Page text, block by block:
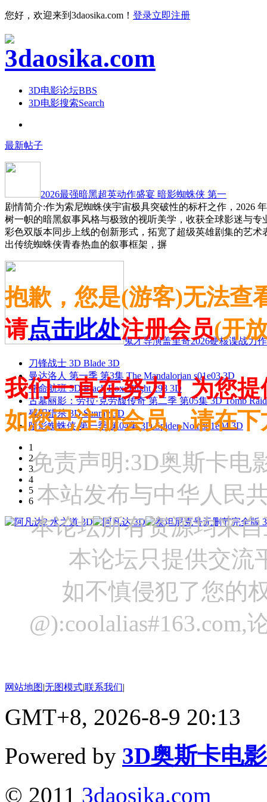
您好，欢迎来到3daosika.com！ 登录立即注册
3D电影论坛BBS
3D电影搜索Search
最新帖子
2026最强暗黑超英动作盛宴 暗影蜘蛛侠 第一
剧情简介:作为索尼蜘蛛侠宇宙极具突破性的标杆之作，2026
树一帜的暗黑叙事风格与极致的视听美学，收获全球影迷与
彩色双版本同步上线的创新形式，拓宽了超级英雄剧集的艺
出传统蜘蛛侠青春热血的叙事框架，摒
鬼才导演盖里奇2026硬核谍战力
刀锋战士 3D Blade 3D
曼达洛人 第一季 第3集 The Mandalorian s01e03 3D
夺命航班 3D Black Box: Flight 298 3D
古墓丽影：劳拉·克劳馥传奇 第二季 第05集 3D Tomb
残阳猎杀 3D Sunray 3D
暗影蜘蛛侠 第一季 第04集 3D Spider-Noir s01e04 3D
1
2
3
4
5
6
抱歉，您是(游客)无法查
请点击此处注册会员(开
我们一直在努力！为您
如您已注册会员，请在
免责声明:3D奥斯卡电
本站发布与中华人民
本论坛所有资源均来
本论坛只提供交流
如不慎侵犯了您的
网站地图|无图模式|联系我们|
GMT+8, 2026-8-9 20:13
Powered by 3D奥斯卡电
© 2011 3daosika.com